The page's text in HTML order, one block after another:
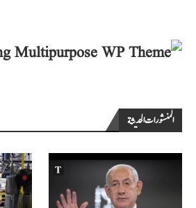
المنشورات الحديثة